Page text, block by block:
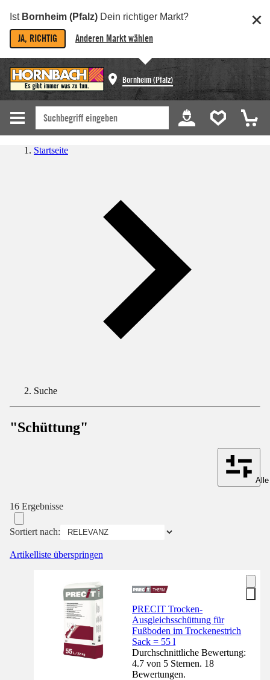
Ist Bornheim (Pfalz) Dein richtiger Markt?
JA, RICHTIG Anderen Markt wählen
Bornheim (Pfalz)
Startseite
Suche
"Schüttung"
16 Ergebnisse
Sortiert nach:
Artikelliste überspringen
PRECIT Trocken-
Ausgleichsschüttung für
Fußboden im Trockenestrich
Sack = 55 l
Durchschnittliche Bewertung:
4.7 von 5 Sternen. 18
Bewertungen.